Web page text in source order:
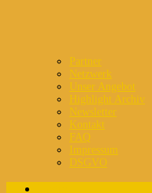
Partner
Netzwerk
Unser Angebot
Highlight Archiv
Newsletter
Kontakt
FAQ
Impressum
DSGVO